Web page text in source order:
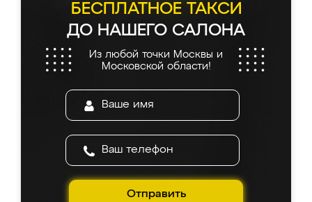
БЕСПЛАТНОЕ ТАКСИ
ДО НАШЕГО САЛОНА
Из любой точки Москвы и
Московской области!
Отправить